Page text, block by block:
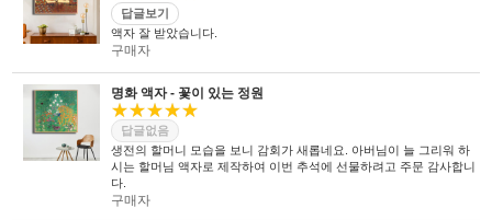
답글보기
액자 잘 받았습니다.
구매자
명화 액자 - 꽃이 있는 정원
★★★★★
답글없음
생전의 할머니 모습을 보니 감회가 새롭네요. 아버님이 늘 그리워 하
시는 할머님 액자로 제작하여 이번 추석에 선물하려고 주문 감사합니
다.
구매자